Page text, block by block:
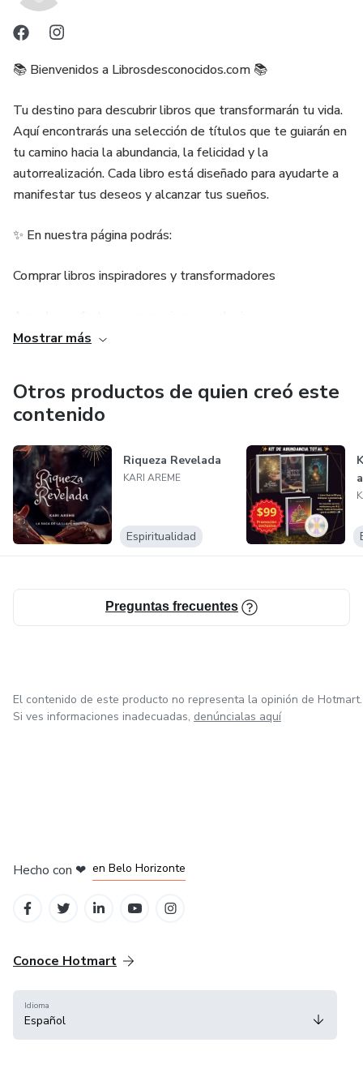
📚 Bienvenidos a Librosdesconocidos.com 📚
Tu destino para descubrir libros que transformarán tu vida.
Aquí encontrarás una selección de títulos que te guiarán en
tu camino hacia la abundancia, la felicidad y la
autorrealización. Cada libro está diseñado para ayudarte a
manifestar tus deseos y alcanzar tus sueños.
✨ En nuestra página podrás:
Comprar libros inspiradores y transformadores
🌟 Empieza tu viaje hacia una vida plena y abundante hoy
mismo. 🌟
Mostrar más
Otros productos de quien creó este
contenido
Riqueza Revelada
KARI AREME
Espiritualidad
Preguntas frecuentes
El contenido de este producto no representa la opinión de Hotmart.
Si ves informaciones inadecuadas, denúncialas aquí
Hecho con ❤ en Belo Horizonte
Conoce Hotmart
Idioma
Español